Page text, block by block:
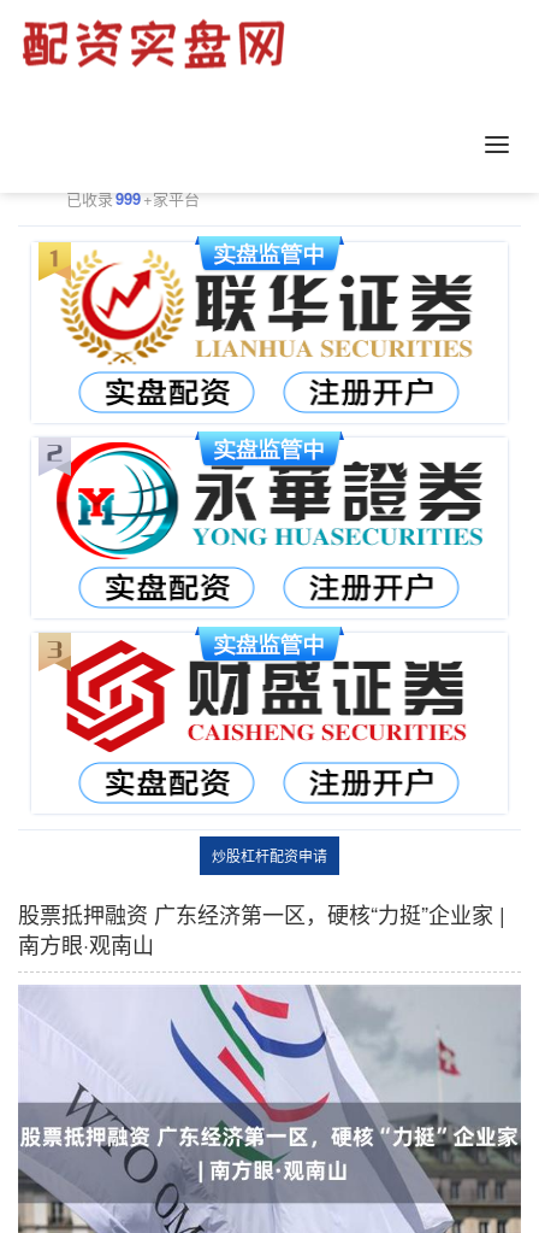
已收录999+家平台
炒股杠杆配资申请
股票抵押融资 广东经济第一区，硬核“力挺”企业家 |
南方眼·观南山